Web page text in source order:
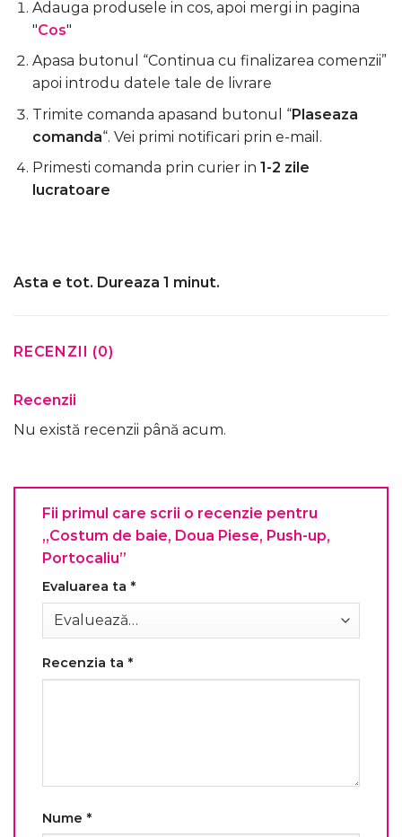
Adauga produsele in cos, apoi mergi in pagina
"Cos"
Apasa butonul “Continua cu finalizarea comenzii”
apoi introdu datele tale de livrare
Trimite comanda apasand butonul “Plaseaza
comanda“. Vei primi notificari prin e-mail.
Primesti comanda prin curier in 1-2 zile
lucratoare
Asta e tot. Dureaza 1 minut.
RECENZII (0)
Recenzii
Nu există recenzii până acum.
Fii primul care scrii o recenzie pentru
„Costum de baie, Doua Piese, Push-up,
Portocaliu”
Evaluarea ta *
Recenzia ta *
Nume *